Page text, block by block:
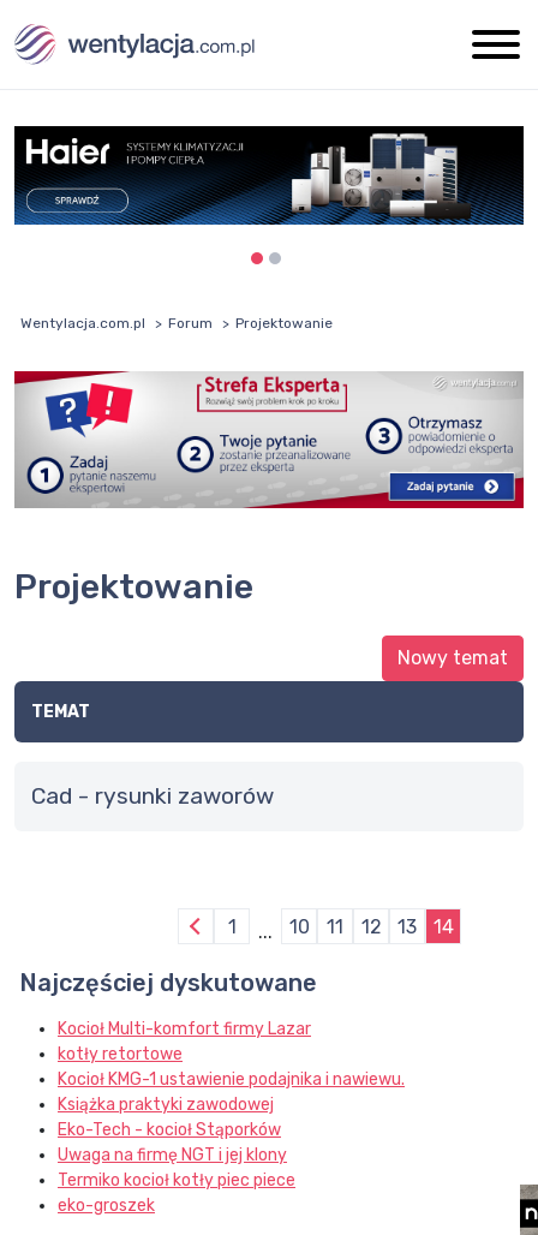
Wentylacja.com.pl Forum Projektowanie
Projektowanie
Nowy temat
TEMAT
Cad - rysunki zaworów
1 ... 10 11 12 13 14
Najczęściej dyskutowane
Kocioł Multi-komfort firmy Lazar
kotły retortowe
Kocioł KMG-1 ustawienie podajnika i nawiewu.
Książka praktyki zawodowej
Eko-Tech - kocioł Stąporków
Uwaga na firmę NGT i jej klony
Termiko kocioł kotły piec piece
eko-groszek